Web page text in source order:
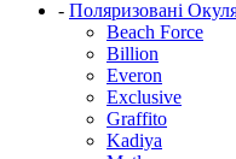
- Поляризовані
Beach Force
Billion
Everon
Exclusive
Graffito
Kadiya